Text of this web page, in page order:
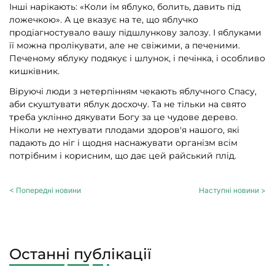
Інші нарікають: «Коли їм яблуко, болить, давить під
ложечкою». А це вказує на те, що яблучко
продіагностувало вашу підшлункову залозу. І яблуками
її можна пролікувати, але не свіжими, а печеними.
Печеному яблуку подякує і шлунок, і печінка, і особливо
кишківник.
Віруючі люди з нетерпінням чекають яблучного Спасу,
аби скуштувати яблук досхочу. Та не тільки на свято
треба уклінно дякувати Богу за це чудове дерево.
Ніколи не нехтувати плодами здоров'я нашого, які
падають до ніг і щодня наснажувати організм всім
потрібним і корисним, що дає цей райський плід.
< Попередні новини Наступні новини >
Останні публікації